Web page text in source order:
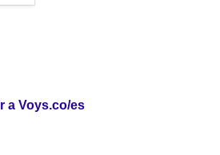
Ir a Voys.co/es